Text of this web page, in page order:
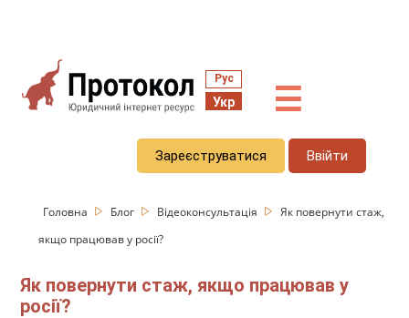
Рус
Укр ☰
Зареєструватися Ввійти
Головна Блог Відеоконсультація
Як повернути стаж,
якщо працював у росії?
Як повернути стаж, якщо працював у
росії?